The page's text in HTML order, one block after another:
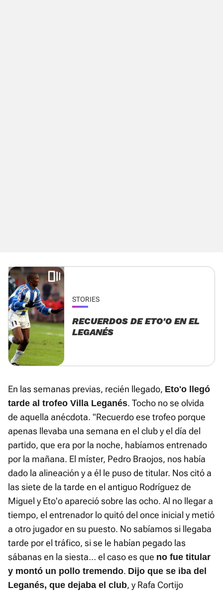
STORIES
RECUERDOS DE ETO'O EN EL
LEGANÉS
En las semanas previas, recién llegado, Eto'o llegó
tarde al trofeo Villa Leganés. Tocho no se olvida
de aquella anécdota. "Recuerdo ese trofeo porque
apenas llevaba una semana en el club y el día del
partido, que era por la noche, habíamos entrenado
por la mañana. El míster, Pedro Braojos, nos había
dado la alineación y a él le puso de titular. Nos citó a
las siete de la tarde en el antiguo Rodríguez de
Miguel y Eto'o apareció sobre las ocho. Al no llegar a
tiempo, el entrenador lo quitó del once inicial y metió
a otro jugador en su puesto. No sabíamos si llegaba
tarde por el tráfico, si se le habían pegado las
sábanas en la siesta… el caso es que no fue titular
y montó un pollo tremendo. Dijo que se iba del
Leganés, que dejaba el club, y Rafa Cortijo